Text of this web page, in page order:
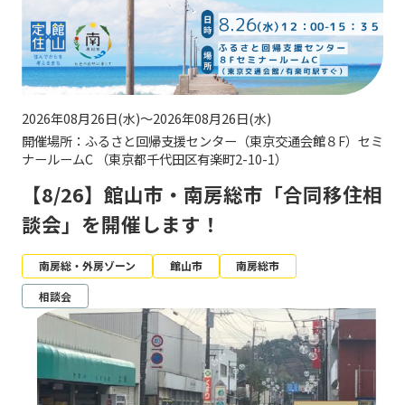
2026年08月26日(水)～2026年08月26日(水)
開催場所：ふるさと回帰支援センター（東京交通会館８F）セミ
ナールームC （東京都千代田区有楽町2-10-1）
【8/26】館山市・南房総市「合同移住相
談会」を開催します！
南房総・外房ゾーン 館山市
南房総市
相談会